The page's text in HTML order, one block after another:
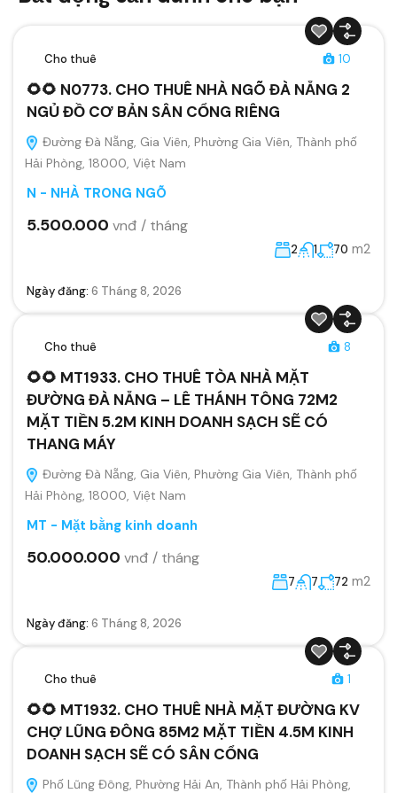
Cho thuê 10
🌻🌻 N0773. CHO THUÊ NHÀ NGÕ ĐÀ NẴNG 2
NGỦ ĐỒ CƠ BẢN SÂN CỔNG RIÊNG
Đường Đà Nẵng, Gia Viên, Phường Gia Viên, Thành phố
Hải Phòng, 18000, Việt Nam
N - NHÀ TRONG NGÕ
5.500.000 vnđ / tháng
2 1 70 m2
Ngày đăng: 6 Tháng 8, 2026
Cho thuê 8
🌻🌻 MT1933. CHO THUÊ TÒA NHÀ MẶT
ĐƯỜNG ĐÀ NẴNG – LÊ THÁNH TÔNG 72M2
MẶT TIỀN 5.2M KINH DOANH SẠCH SẼ CÓ
THANG MÁY
Đường Đà Nẵng, Gia Viên, Phường Gia Viên, Thành phố
Hải Phòng, 18000, Việt Nam
MT - Mặt bằng kinh doanh
50.000.000 vnđ / tháng
7 7 72 m2
Ngày đăng: 6 Tháng 8, 2026
Cho thuê 1
🌻🌻 MT1932. CHO THUÊ NHÀ MẶT ĐƯỜNG KV
CHỢ LŨNG ĐÔNG 85M2 MẶT TIỀN 4.5M KINH
DOANH SẠCH SẼ CÓ SÂN CỔNG
Phố Lũng Đông, Phường Hải An, Thành phố Hải Phòng,